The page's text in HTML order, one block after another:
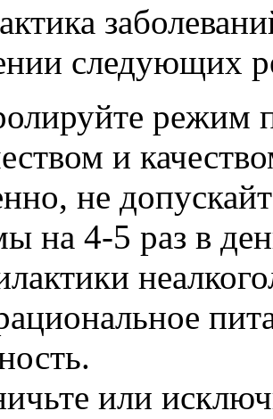
следующих
режим
и
не
на 4-5 раз в
или